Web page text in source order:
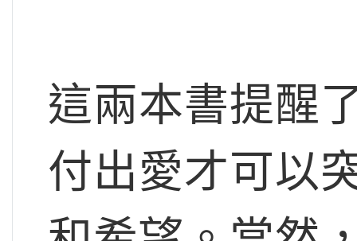
這兩本書提醒
付出愛才可以